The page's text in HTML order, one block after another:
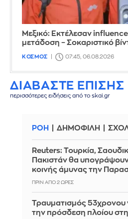
Μεξικό: Εκτέλεσαν
μετάδοση – Σοκαριστικό
ΚΟΣΜΟΣ 07:45, 06.08.2026
ΔΙΑΒΑΣΤΕ ΕΠΙΣΗΣ
περισσότερες ειδήσεις από το skai.gr
ΡΟΗ ΔΗΜΟΦΙΛΗ
Reuters: Τουρκία,
Πακιστάν θα
κοινής άμυνας την
ΠΡΙΝ ΑΠΌ 2 ΏΡΕΣ
Τραυματισμός 53χρονου
την πρόσδεση πλοίου